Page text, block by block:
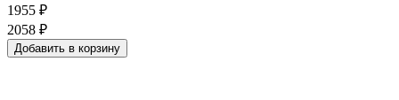
1955 ₽
2058 ₽
Добавить в корзину